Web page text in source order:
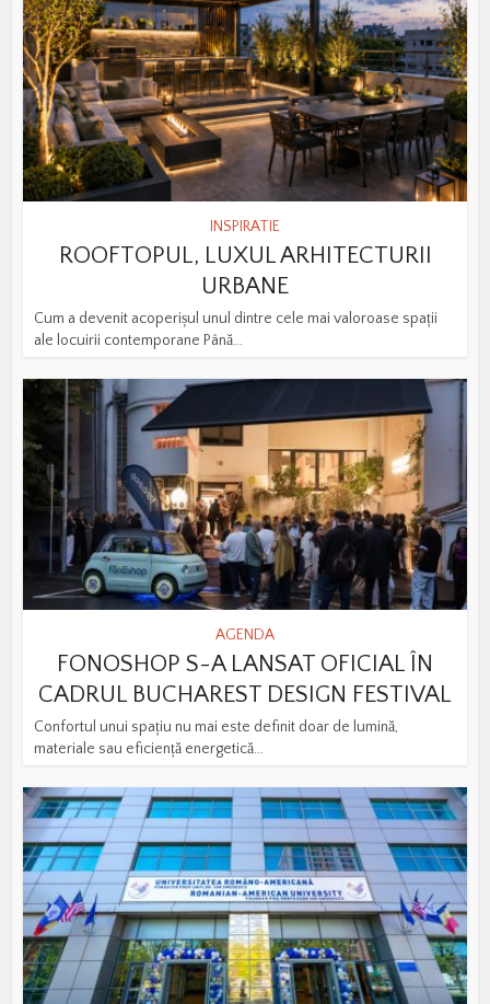
INSPIRATIE
ROOFTOPUL, LUXUL ARHITECTURII
URBANE
Cum a devenit acoperișul unul dintre cele mai valoroase spații
ale locuirii contemporane Până...
AGENDA
FONOSHOP S-A LANSAT OFICIAL ÎN
CADRUL BUCHAREST DESIGN FESTIVAL
Confortul unui spațiu nu mai este definit doar de lumină,
materiale sau eficiență energetică...